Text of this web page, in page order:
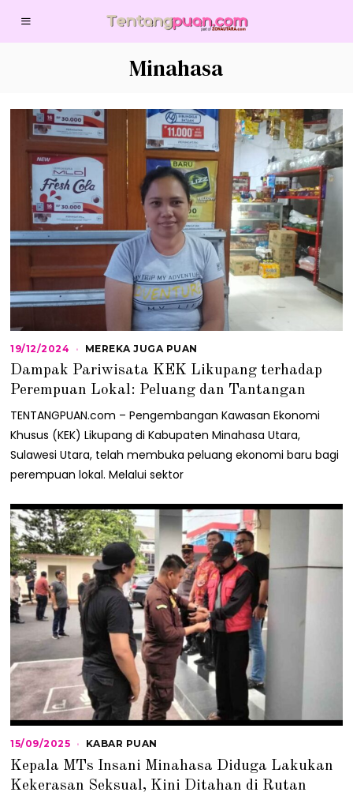
Minahasa
19/12/2024
9
/
1
/
0
4
MEREKA JUGA PUAN
Dampak Pariwisata KEK Likupang terhadap
Perempuan Lokal: Peluang dan Tantangan
TENTANGPUAN.com – Pengembangan Kawasan Ekonomi
Khusus (KEK) Likupang di Kabupaten Minahasa Utara,
Sulawesi Utara, telah membuka peluang ekonomi baru bagi
perempuan lokal. Melalui sektor
15/09/2025
/
0
KABAR PUAN
Kepala MTs Insani Minahasa Diduga Lakukan
Kekerasan Seksual, Kini Ditahan di Rutan